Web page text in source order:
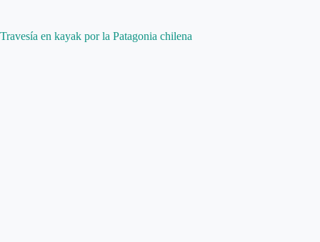
Travesía en kayak por la Patagonia chilena